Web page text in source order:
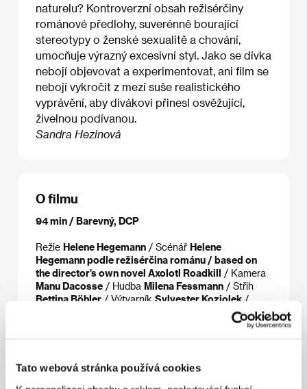
Tato webová stránka používá cookies
naturelu? Kontroverzní obsah režisérčiny
románové předlohy, suverénně bourající
stereotypy o ženské sexualitě a chování,
umocňuje výrazný excesivní styl. Jako se dívka
nebojí objevovat a experimentovat, ani film se
nebojí vykročit z mezí suše realistického
vyprávění, aby divákovi přinesl osvěžující,
živelnou podívanou.
Sandra Hezinová
O filmu
94 min / Barevný, DCP
Režie Helene Hegemann / Scénář Helene
Hegemann podle režisérčina románu / based on
the director’s own novel Axolotl Roadkill / Kamera
Manu Dacosse / Hudba Milena Fessmann / Střih
Bettina Böhler / Výtvarník Sylvester Koziolek /
Hanneke Van der Tas, Alain de la Mata/
Jasna Fritzi Bauer, Arly
Aerofilms